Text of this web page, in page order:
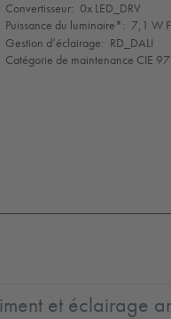
Convertisseur: 0x LED_DRV
Puissance du luminaire*: 7,1 W
Gestion d’éclairage: RD_DALI
Catégorie de maintenance CIE
et éclairage